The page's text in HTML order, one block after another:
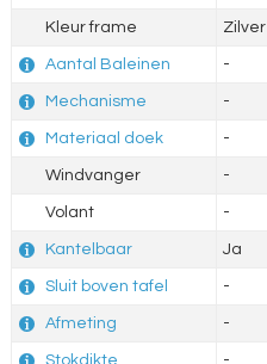
Kleur frame Zilver
Aantal Baleinen -
Mechanisme -
Materiaal doek -
Windvanger -
Volant -
Kantelbaar Ja
Sluit boven tafel -
Afmeting -
Stokdikte -